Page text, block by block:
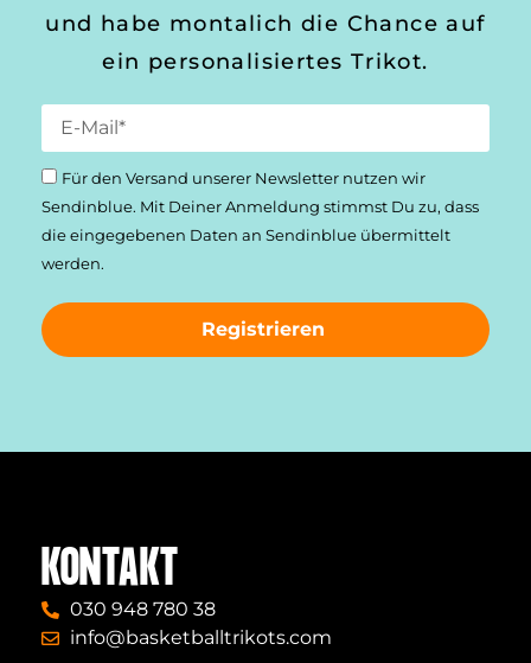
und habe montalich die Chance auf
ein personalisiertes Trikot.
Für den Versand unserer Newsletter nutzen wir
Sendinblue. Mit Deiner Anmeldung stimmst Du zu, dass
die einge­gebenen Daten an Sendinblue übermittelt
werden.
Registrieren
KONTAKT
030 948 780 38
info@basketballtrikots.com